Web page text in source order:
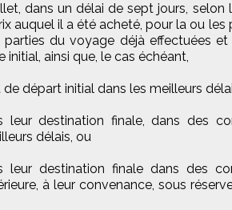
dans un délai de sept jours, selon
auquel il a été acheté, pour la ou
du voyage déjà effectuées et
ainsi que, le cas échéant,
départ initial dans les meilleurs
leur destination finale, dans des
délais, ou
leur destination finale dans des
à leur convenance, sous